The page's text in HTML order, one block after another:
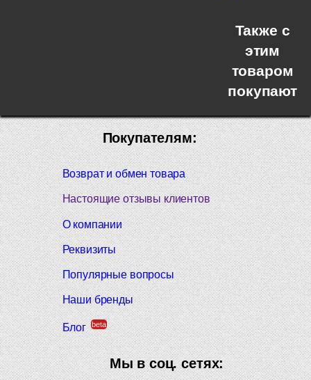
Также с
этим
товаром
покупают
Покупателям:
Возврат и обмен товара
Настоящие отзывы клиентов
О компании
Реквизиты
Популярные вопросы
Наши бренды
Блог beta
Мы в соц. сетях: